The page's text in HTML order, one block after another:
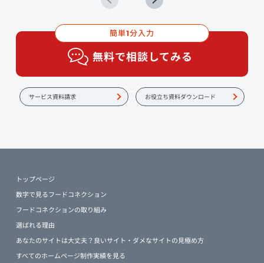
簡単1分入力
無料で相談してみる
サービス資料請求 お役立ち資料ダウンロード
トップページ
数字で見るフードコネクション
フードコネクションの取り組み
選ばれる理由
あなたのサイトは大丈夫？良いサイト・ダメなサイトの見極め方
すべてのホームページ制作実績を見る